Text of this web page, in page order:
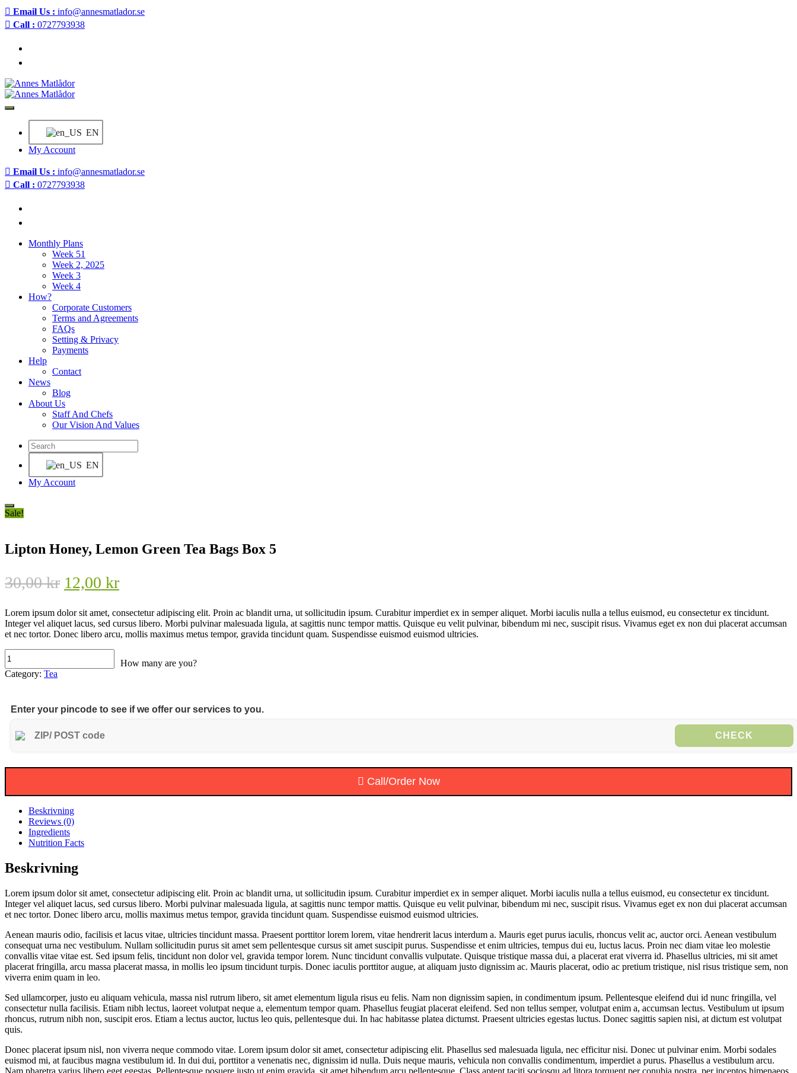
Email Us : info@annesmatlador.se
Call : 0727793938
EN
My Account
Email Us : info@annesmatlador.se
Call : 0727793938
Monthly Plans
Week 51
Week 2, 2025
Week 3
Week 4
How?
Corporate Customers
Terms and Agreements
FAQs
Setting & Privacy
Payments
Help
Contact
News
Blog
About Us
Staff And Chefs
Our Vision And Values
Toggle
website
search
EN
My Account
Skip
Sale!
Lipton Honey, Lemon Green Tea Bags Box 5
30,00kr Original
was:
30,00 kr.
12,00 krCurrent
is:
12,00 kr.
Lorem ipsum dolor sit amet, consectetur adipiscing elit. Proin ac blandit urna, ut sollicitudin ipsum. Curabitur imperdiet ex in semper aliquet. Morbi iaculis nulla a tellus euismod, eu consectetur ex tincidunt.
Integer vel aliquet lacus, sed cursus libero. Morbi pulvinar malesuada ligula, at sagittis nunc tempor mattis. Quisque eu velit pulvinar, bibendum mi nec, suscipit risus. Vivamus eget ex non dui placerat accumsan
et nec tortor. Donec libero arcu, mollis maximus metus tempor, gravida tincidunt quam. Suspendisse euismod euismod ultricies.
Lipton
Honey,
Lemon
Bags
quantity
How many are you?
Category: Tea
Enter your pincode to see if we offer our services to you.
CHECK
Call/Order Now
Beskrivning
Reviews (0)
Ingredients
Nutrition Facts
Beskrivning
Lorem ipsum dolor sit amet, consectetur adipiscing elit. Proin ac blandit urna, ut sollicitudin ipsum. Curabitur imperdiet ex in semper aliquet. Morbi iaculis nulla a tellus euismod, eu consectetur ex tincidunt.
Integer vel aliquet lacus, sed cursus libero. Morbi pulvinar malesuada ligula, at sagittis nunc tempor mattis. Quisque eu velit pulvinar, bibendum mi nec, suscipit risus. Vivamus eget ex non dui placerat accumsan
et nec tortor. Donec libero arcu, mollis maximus metus tempor, gravida tincidunt quam. Suspendisse euismod euismod ultricies.
Aenean mauris odio, facilisis et lacus vitae, ultricies tincidunt massa. Praesent porttitor lorem lorem, vitae hendrerit lacus interdum a. Mauris eget purus iaculis, rhoncus velit ac, auctor orci. Aenean vestibulum
consequat urna nec vestibulum. Nullam sollicitudin purus sit amet sem pellentesque cursus sit amet suscipit purus. Suspendisse et enim ultricies, tempus dui eu, luctus lacus. Proin nec diam vitae leo molestie
convallis vitae vitae est. Sed ipsum felis, tincidunt non dolor vel, gravida tempor lorem. Nunc tincidunt convallis vulputate. Quisque tristique massa dui, a placerat erat viverra id. Phasellus ultricies, mi sit amet
placerat fringilla, arcu massa placerat massa, in mollis leo ipsum tincidunt turpis. Donec iaculis porttitor augue, at aliquam justo dignissim ac. Mauris placerat, odio ac pretium tristique, nisl risus tristique sem, non
viverra enim quam in leo.
Sed ullamcorper, justo eu aliquam vehicula, massa nisl rutrum libero, sit amet elementum ligula risus eu felis. Nam non dignissim sapien, in condimentum ipsum. Pellentesque eleifend dui id nunc fringilla, vel
consectetur nulla facilisis. Etiam nibh lectus, laoreet volutpat neque a, elementum tempor quam. Phasellus feugiat placerat eleifend. Sed non tellus semper, volutpat enim a, accumsan lectus. Vestibulum ut ipsum
rhoncus, rutrum nibh non, suscipit eros. Etiam a lectus auctor, luctus leo quis, pellentesque dui. In hac habitasse platea dictumst. Praesent ultricies egestas luctus. Donec sagittis sapien nisi, at dictum est volutpat
quis.
Donec placerat ipsum nisl, non viverra neque commodo vitae. Lorem ipsum dolor sit amet, consectetur adipiscing elit. Phasellus sed malesuada ligula, nec efficitur nisi. Donec ut pulvinar enim. Morbi sodales
euismod mi, at faucibus magna vestibulum id. In dui dui, porttitor a venenatis nec, dignissim id nulla. Duis neque mauris, vehicula non convallis condimentum, imperdiet a purus. Phasellus a vestibulum arcu.
Nam pharetra varius libero eget egestas. Pellentesque posuere justo ut enim gravida, sit amet bibendum arcu pellentesque. Class aptent taciti sociosqu ad litora torquent per conubia nostra, per inceptos himenaeos.